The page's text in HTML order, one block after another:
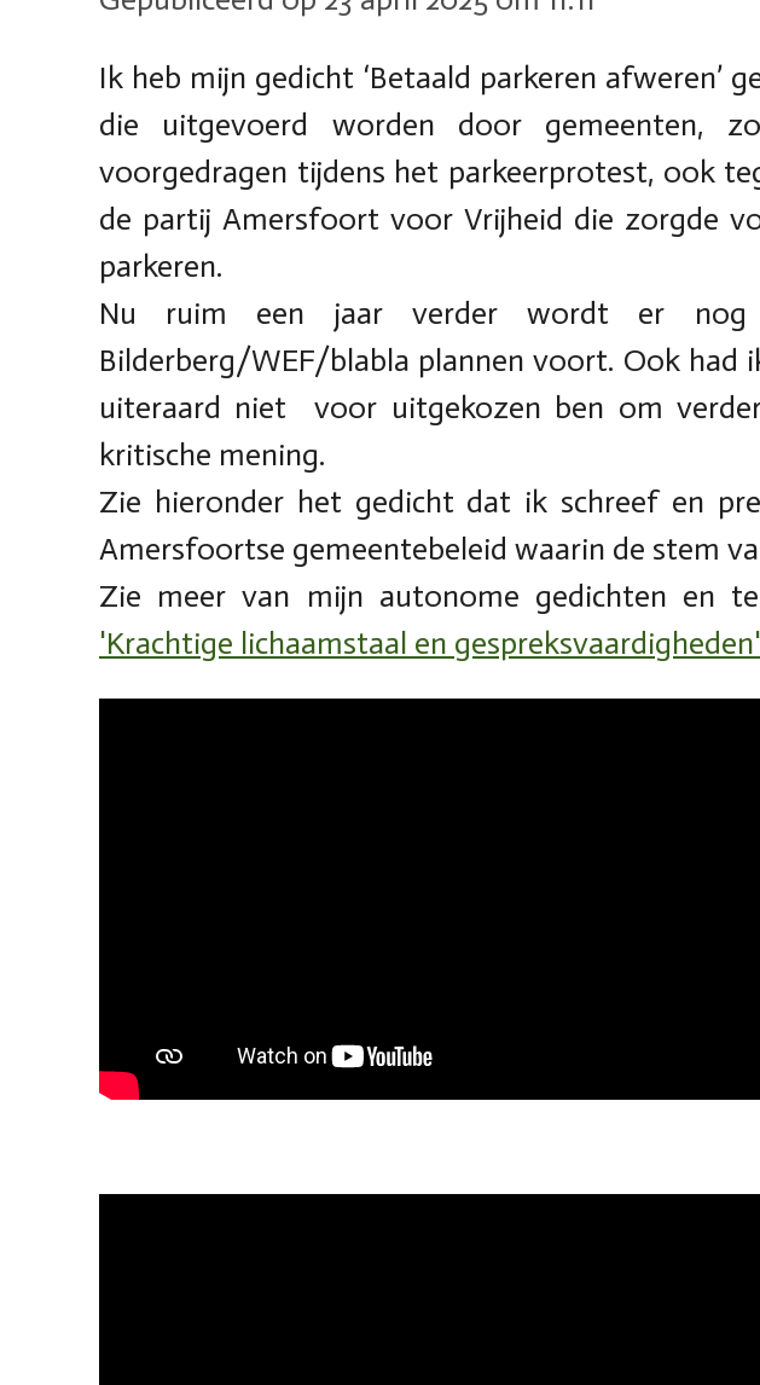
Ik heb mijn gedicht ‘Betaald parkeren afweren’
die uitgevoerd worden door gemeenten,
voorgedragen tijdens het parkeerprotest, ook
de partij Amersfoort voor Vrijheid die zorgde
parkeren.
Nu ruim een jaar verder wordt er nog
Bilderberg/WEF/blabla plannen voort. Ook had
uiteraard niet voor uitgekozen ben om
kritische mening.
Zie hieronder het gedicht dat ik schreef en
Amersfoortse gemeentebeleid waarin de stem
Zie meer van mijn autonome gedichten en
'Krachtige lichaamstaal en gespreksvaardigheden'